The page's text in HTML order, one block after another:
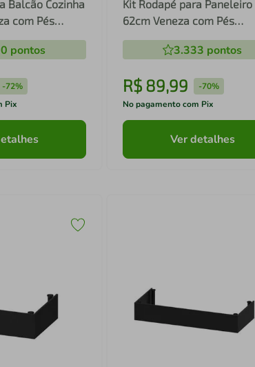
Balcão Cozinha
com Pés
pontos
-72%
Pix
Kit Rodapé para Paneleiro
62cm Veneza com Pés
Multimóveis MP3747
3.333 pontos
R$ 89,99 -70%
No pagamento com Pix
Ver detalhes